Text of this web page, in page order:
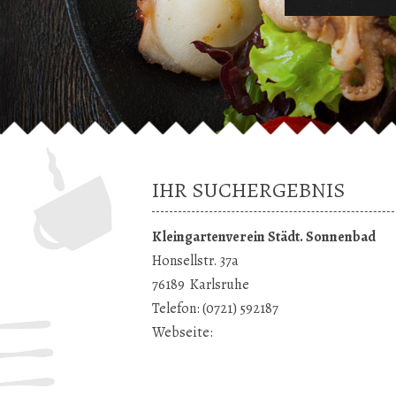
IHR SUCHERGEBNIS
Kleingartenverein Städt. Sonnenbad
Honsellstr. 37a
76189 Karlsruhe
Telefon:(0721) 592187
Webseite: